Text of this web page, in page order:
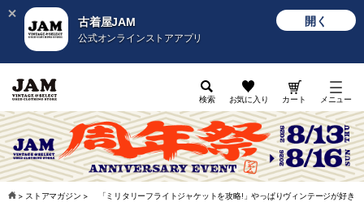
古着屋JAM
公式オンラインストアアプリ
開く
検索 お気に入り カート メニュー
> ストアマガジン >
「ミリタリーフライトジャケットを攻略!」やっぱりヴィンテージが好き